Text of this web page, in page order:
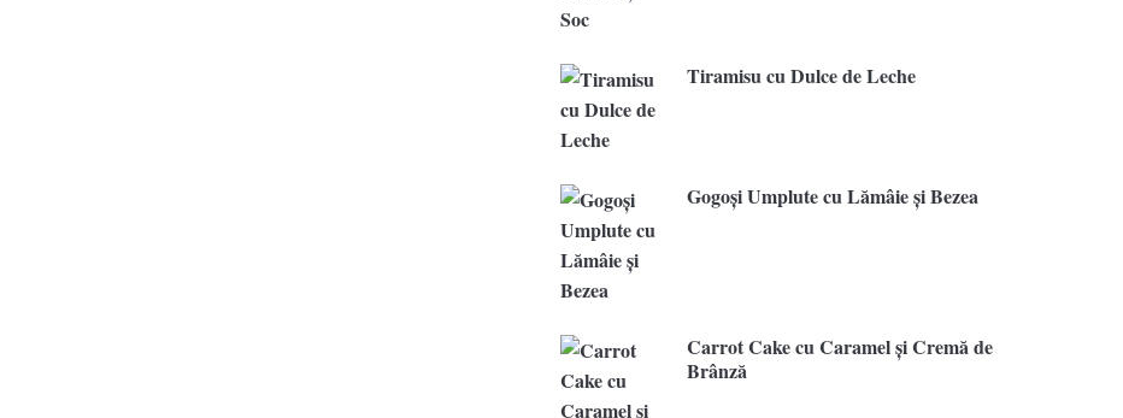
Tiramisu cu Dulce de Leche
Gogoși Umplute cu Lămâie și Bezea
Carrot Cake cu Caramel și Cremă de
Brânză